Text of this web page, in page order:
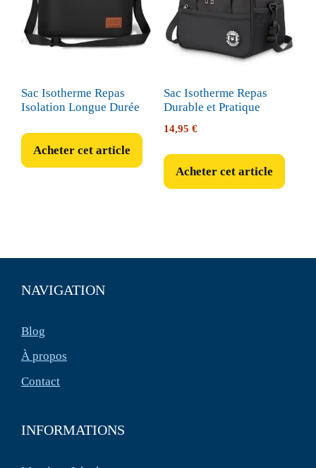
Sac Isotherme Repas
Isolation Longue Durée
Acheter cet article
Sac Isotherme Repas
Durable et Pratique
14,95 €
Acheter cet article
NAVIGATION
Blog
À propos
Contact
INFORMATIONS